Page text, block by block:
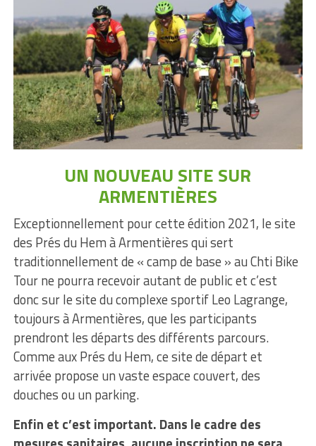
UN NOUVEAU SITE SUR
ARMENTIÈRES
Exceptionnellement pour cette édition 2021, le site
des Prés du Hem à Armentières qui sert
traditionnellement de « camp de base » au Chti Bike
Tour ne pourra recevoir autant de public et c’est
donc sur le site du complexe sportif Leo Lagrange,
toujours à Armentières, que les participants
prendront les départs des différents parcours.
Comme aux Prés du Hem, ce site de départ et
arrivée propose un vaste espace couvert, des
douches ou un parking.
Enfin et c’est important. Dans le cadre des